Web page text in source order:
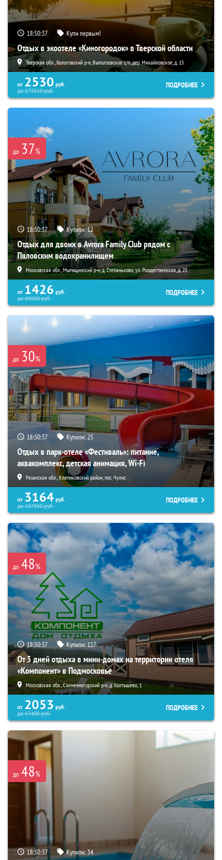
18:50:36 Купи первым!
Отдых в экоотеле «Киногородок» в Тверской области
Тверская обл., Бологовский р-н, Выползовское с/п, дер. Михайловское, д. 15
от 2530 руб.
до173110руб.
ПОДРОБНЕЕ
до 37%
18:50:36 Купили:12
Отдых для двоих в Avrora Family Club рядом с
Пяловским водохранилищем
Московская обл., Мытищинский р-н, д. Степаньково, ул. Рождественская, д. 25
от 1426 руб.
до60600руб.
ПОДРОБНЕЕ
до 30%
18:50:36 Купили:25
Отдых в парк-отеле «Фестиваль»: питание,
аквакомплекс, детская анимация, Wi-Fi
Рязанская обл., Клепиковский район, пос. Чулис
от 3164 руб.
до107880руб.
ПОДРОБНЕЕ
до 48%
18:50:36 Купили: 117
От 3 дней отдыха в мини-домах на территории отеля
«Компонент» в Подмосковье
Московская обл., Солнечногорский р-н, д. Колтышево, 1
от 2053 руб.
до67400руб.
ПОДРОБНЕЕ
до 48%
18:50:36 Купили:34